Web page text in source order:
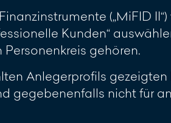
(„MiFID
Kunden“
gehören.
Anlegerprofils gezeigten
gegebenenfalls nicht für